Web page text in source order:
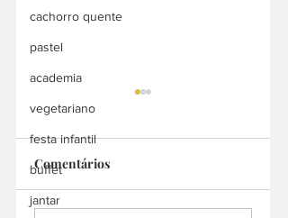
cachorro quente
pastel
academia
vegetariano
festa infantil
buffet
jantar
Comentários